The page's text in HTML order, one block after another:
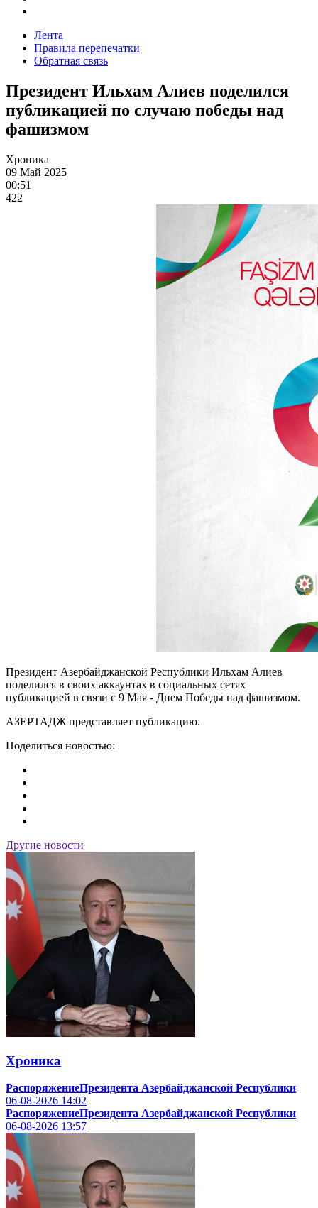
Лента
Правила перепечатки
Обратная связь
Президент Ильхам Алиев поделился
публикацией по случаю победы над
фашизмом
Хроника
09 Май 2025
00:51
422
Президент Азербайджанской Республики Ильхам Алиев
поделился в своих аккаунтах в социальных сетях
публикацией в связи с 9 Мая - Днем Победы над фашизмом.
АЗЕРТАДЖ представляет публикацию.
Поделиться новостью:
Другие новости
Хроника
РаспоряжениеПрезидента Азербайджанской Республики
06-08-2026 14:02
РаспоряжениеПрезидента Азербайджанской Республики
06-08-2026 13:57